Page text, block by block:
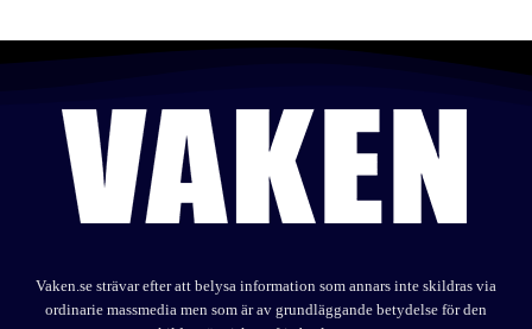
Vaken.se strävar efter att belysa information som annars inte skildras via
ordinarie massmedia men som är av grundläggande betydelse för den